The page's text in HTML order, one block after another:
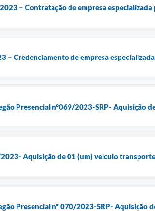
– Contratação de empresa
– Credenciamento de empresa
Presencial n°069/2023-SRP- Aquisição
2023- Aquisição de 01 (um) veículo
Presencial nº 070/2023-SRP- Aquisição